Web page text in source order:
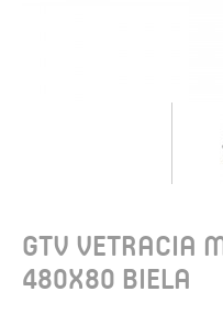
GTV VETRACIA
480X80 BIELA